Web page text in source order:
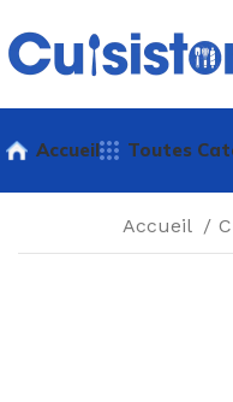
Accueil Toutes
Accueil